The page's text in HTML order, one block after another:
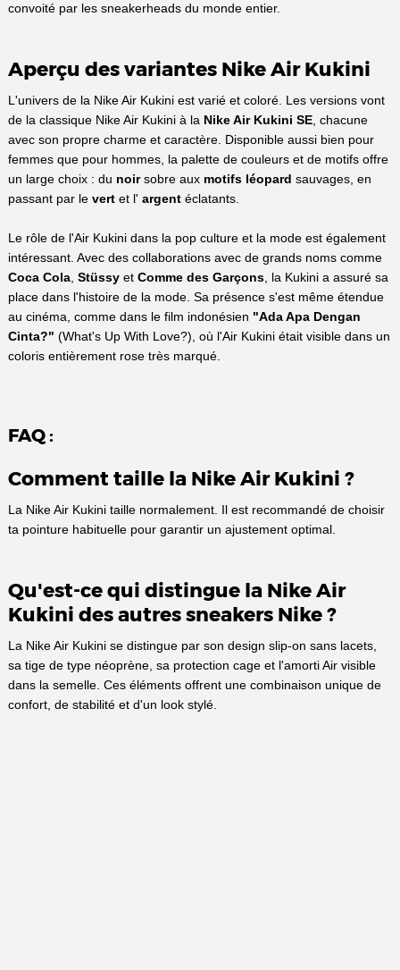
convoité par les sneakerheads du monde entier.
Aperçu des variantes Nike Air Kukini
L'univers de la Nike Air Kukini est varié et coloré. Les versions vont
de la classique Nike Air Kukini à la Nike Air Kukini SE, chacune
avec son propre charme et caractère. Disponible aussi bien pour
femmes que pour hommes, la palette de couleurs et de motifs offre
un large choix : du noirsobre aux motifs léopard sauvages, en
passant par le vertet l' argentéclatants.
Le rôle de l'Air Kukini dans la pop culture et la mode est également
intéressant. Avec des collaborations avec de grands noms comme
Coca Cola, Stüssyet Comme des Garçons, la Kukini a assuré sa
place dans l'histoire de la mode. Sa présence s'est même étendue
au cinéma, comme dans le film indonésien "Ada Apa Dengan
Cinta?" (What's Up With Love?), où l'Air Kukini était visible dans un
coloris entièrement rose très marqué.
FAQ :
Comment taille la Nike Air Kukini ?
La Nike Air Kukini taille normalement. Il est recommandé de choisir
ta pointure habituelle pour garantir un ajustement optimal.
Qu'est-ce qui distingue la Nike Air
Kukini des autres sneakers Nike ?
La Nike Air Kukini se distingue par son design slip-on sans lacets,
sa tige de type néoprène, sa protection cage et l'amorti Air visible
dans la semelle. Ces éléments offrent une combinaison unique de
confort, de stabilité et d'un look stylé.